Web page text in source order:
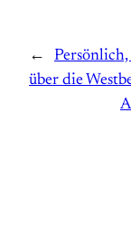
←
über die